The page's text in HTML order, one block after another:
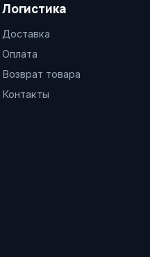
Логистика
Доставка
Оплата
Возврат товара
Контакты